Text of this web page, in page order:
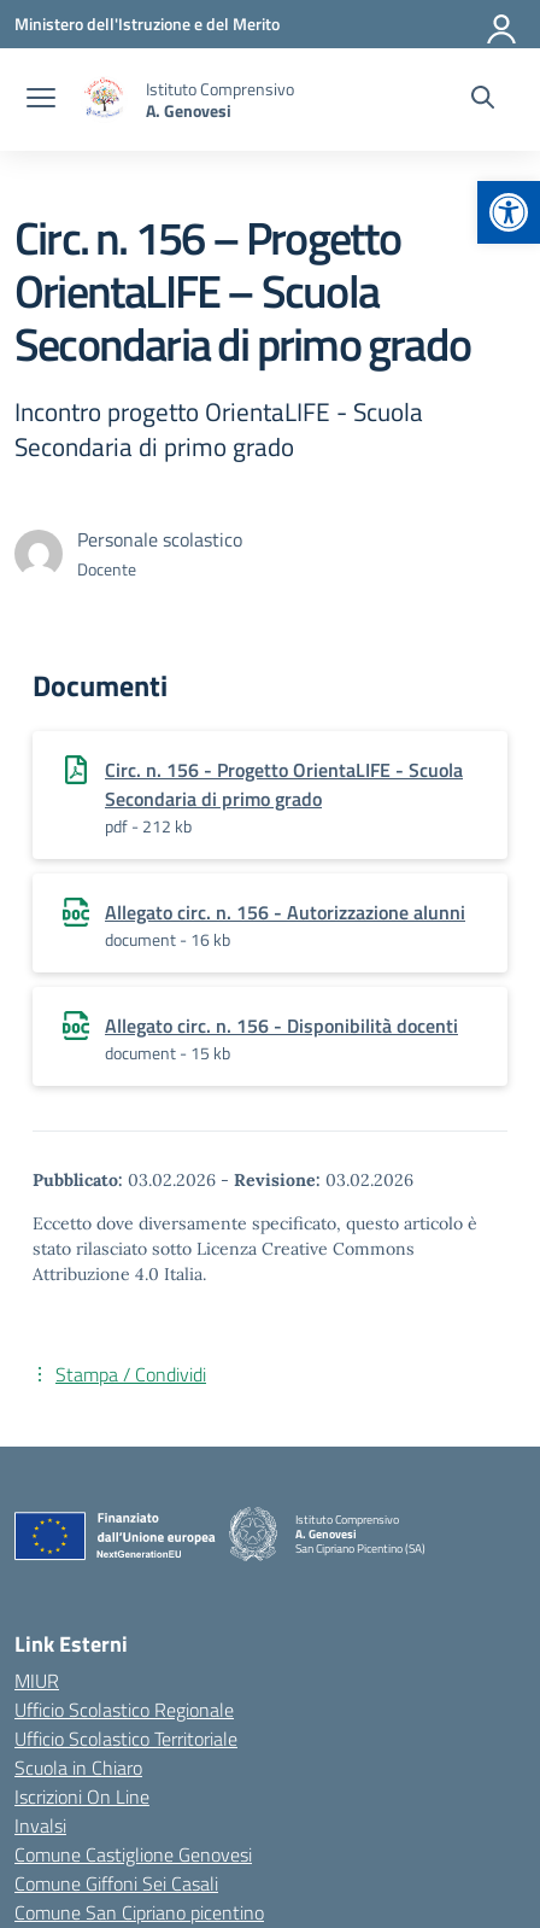
Vai ai contenuti
Vai al menu di navigazione
Vai al footer
Ministero dell'Istruzione e del Merito
Istituto Comprensivo
A. Genovesi
Circ. n. 156 – Progetto
OrientaLIFE – Scuola
Secondaria di primo grado
Incontro progetto OrientaLIFE - Scuola
Secondaria di primo grado
Personale scolastico
Docente
Documenti
Circ. n. 156 - Progetto OrientaLIFE - Scuola
Secondaria di primo grado
pdf - 212 kb
Allegato circ. n. 156 - Autorizzazione alunni
document - 16 kb
Allegato circ. n. 156 - Disponibilità docenti
document - 15 kb
Pubblicato: 03.02.2026 - Revisione: 03.02.2026
Eccetto dove diversamente specificato, questo articolo è
stato rilasciato sotto Licenza Creative Commons
Attribuzione 4.0 Italia.
Stampa / Condividi
Istituto Comprensivo
A. Genovesi
San Cipriano Picentino (SA)
— Visita la pagina iniziale della scuola
Link Esterni
MIUR
Ufficio Scolastico Regionale
Ufficio Scolastico Territoriale
Scuola in Chiaro
Iscrizioni On Line
Invalsi
Comune Castiglione Genovesi
Comune Giffoni Sei Casali
Comune San Cipriano picentino